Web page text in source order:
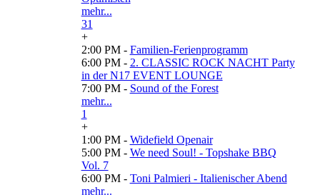
mehr...
31
+
2:00 PM - Familien-Ferienprogramm
6:00 PM - 2. CLASSIC ROCK NACHT Party
in der N17 EVENT LOUNGE
7:00 PM - Sound of the Forest
mehr...
1
+
1:00 PM - Widefield Openair
5:00 PM - We need Soul! - Topshake BBQ
Vol. 7
6:00 PM - Toni Palmieri - Italienischer Abend
mehr...